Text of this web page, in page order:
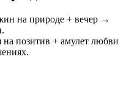
на природе + вечер →
на позитив + амулет любви